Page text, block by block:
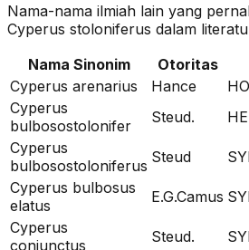
Nama-nama ilmiah lain yang
Cyperus stoloniferus dalam
Nama Sinonim
Otoritas
Cyperus arenarius
Hance
Cyperus
bulbosostolonifer
Steud.
Cyperus
bulbosostoloniferus Steud
Cyperus bulbosus
elatus
E.G.Camus
Cyperus
conjunctus
Steud.